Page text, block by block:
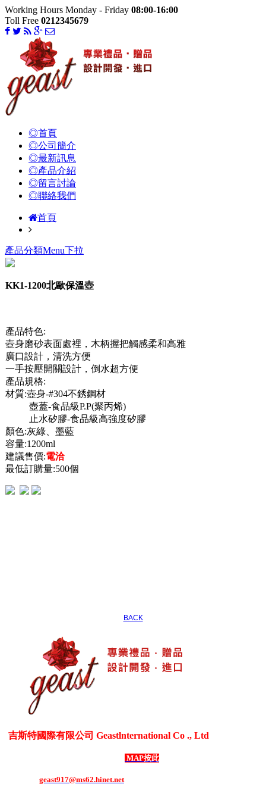
Working Hours Monday - Friday 08:00-16:00
Toll Free 0212345679
◎首頁
◎公司簡介
◎最新訊息
◎產品介紹
◎留言討論
◎聯絡我們
首頁
產品分類Menu下拉
KK1-1200北歐保溫壺
產品特色:
壺身磨砂表面處裡，木柄握把觸感柔和高雅
廣口設計，清洗方便
一手按壓開關設計，倒水超方便
產品規格:
材質:壺身-#304不銹鋼材
壺蓋-食品級P.P(聚丙烯)
止水矽膠-食品級高強度矽膠
顏色:灰綠、墨藍
容量:1200ml
建議售價:電洽
最低訂購量:500個
BACK
吉斯特國際有限公司 Geastlnternational Co ., Ltd
MAP按此
geast917@ms62.hinet.net